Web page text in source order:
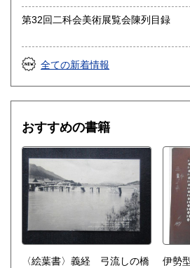
取り扱い分野
総記、哲学宗教、歴史、社会科学、
語国文、外国文学、古典籍、近代文
カルチャー、古書一般（その他）
古文書・和本・刷り物・絵葉書・近
第32回二科会美術展覧会陳列目録
全ての新着情報
おすすめの書籍
〈絵葉書〉義経 弓流しの橋
伊勢